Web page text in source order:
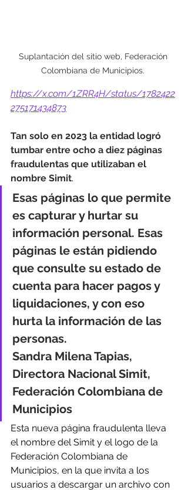
Suplantación del sitio web, Federación
Colombiana de Municipios.
https://x.com/1ZRR4H/status/1782422
275171434873
Tan solo en 2023 la entidad logró
tumbar entre ocho a diez páginas
fraudulentas que utilizaban el
nombre Simit.
Esas páginas lo que permite
es capturar y hurtar su
información personal. Esas
páginas le están pidiendo
que consulte su estado de
cuenta para hacer pagos y
liquidaciones, y con eso
hurta la información de las
personas.
Sandra Milena Tapias,
Directora Nacional Simit,
Federación Colombiana de
Municipios
Esta nueva página fraudulenta lleva
el nombre del Simit y el logo de la
Federación Colombiana de
Municipios, en la que invita a los
usuarios a descargar un archivo con